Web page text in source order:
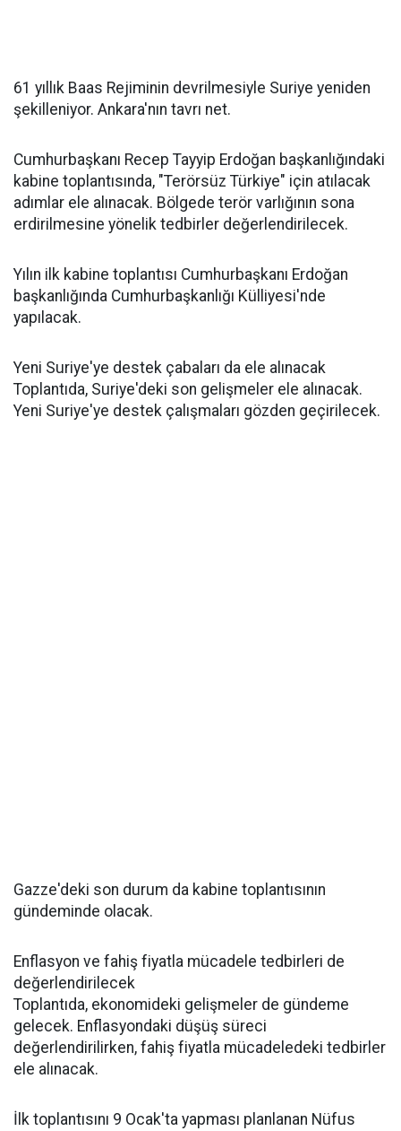
61 yıllık Baas Rejiminin devrilmesiyle Suriye yeniden
şekilleniyor. Ankara'nın tavrı net.
Cumhurbaşkanı Recep Tayyip Erdoğan başkanlığındaki
kabine toplantısında, "Terörsüz Türkiye" için atılacak
adımlar ele alınacak. Bölgede terör varlığının sona
erdirilmesine yönelik tedbirler değerlendirilecek.
Yılın ilk kabine toplantısı Cumhurbaşkanı Erdoğan
başkanlığında Cumhurbaşkanlığı Külliyesi'nde
yapılacak.
Yeni Suriye'ye destek çabaları da ele alınacak
Toplantıda, Suriye'deki son gelişmeler ele alınacak.
Yeni Suriye'ye destek çalışmaları gözden geçirilecek.
Gazze'deki son durum da kabine toplantısının
gündeminde olacak.
Enflasyon ve fahiş fiyatla mücadele tedbirleri de
değerlendirilecek
Toplantıda, ekonomideki gelişmeler de gündeme
gelecek. Enflasyondaki düşüş süreci
değerlendirilirken, fahiş fiyatla mücadeledeki tedbirler
ele alınacak.
İlk toplantısını 9 Ocak'ta yapması planlanan Nüfus